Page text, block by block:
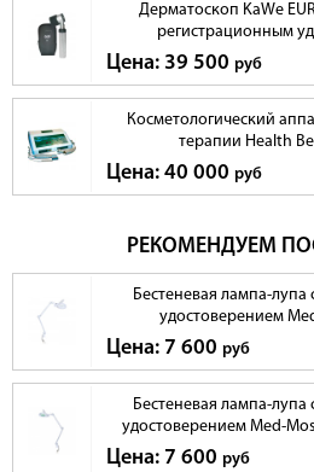
2. Регулируемая светодиодная
Освещение реализовано с помощью 60
регулировок интенсивности света,
включения/выключения. Мастер без
необходимое количество света для
Дерматоскоп KaWe
регистрационным
Цена: 39 500 руб
Косметологический
терапии Health
Цена: 40 000 руб
РЕКОМЕНДУЕМ
Бестеневая лампа-
удостоверением
Цена: 7 600 руб
Бестеневая лампа-
удостоверением Med-
Цена: 7 600 руб